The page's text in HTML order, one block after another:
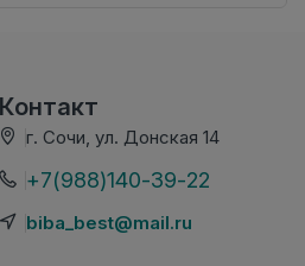
Контакт
г. Сочи, ул. Донская 14
+7(988)140-39-22
biba_best@mail.ru